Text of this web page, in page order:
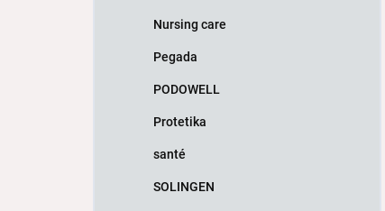
Nursing care
Pegada
PODOWELL
Protetika
santé
SOLINGEN